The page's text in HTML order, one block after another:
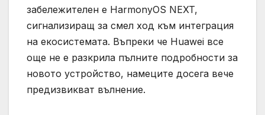
забележителен е HarmonyOS NEXT,
сигнализиращ за смел ход към интеграция
на екосистемата. Въпреки че Huawei все
още не е разкрила пълните подробности за
новото устройство, намеците досега вече
предизвикват вълнение.